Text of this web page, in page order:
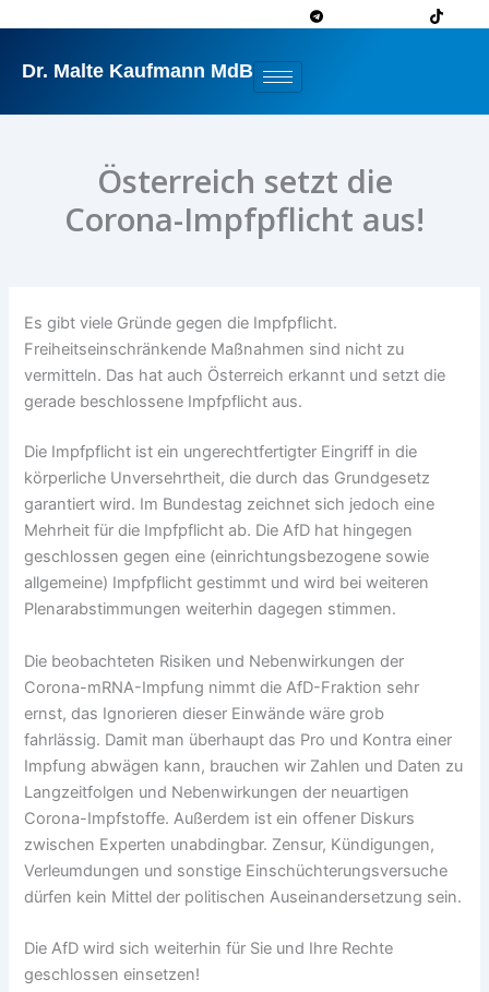
springen
Dr. Malte Kaufmann MdB
Österreich setzt die
Corona-Impfpflicht aus!
Es gibt viele Gründe gegen die Impfpflicht.
Freiheitseinschränkende Maßnahmen sind nicht zu
vermitteln. Das hat auch Österreich erkannt und setzt die
gerade beschlossene Impfpflicht aus.
Die Impfpflicht ist ein ungerechtfertigter Eingriff in die
körperliche Unversehrtheit, die durch das Grundgesetz
garantiert wird. Im Bundestag zeichnet sich jedoch eine
Mehrheit für die Impfpflicht ab. Die AfD hat hingegen
geschlossen gegen eine (einrichtungsbezogene sowie
allgemeine) Impfpflicht gestimmt und wird bei weiteren
Plenarabstimmungen weiterhin dagegen stimmen.
Die beobachteten Risiken und Nebenwirkungen der
Corona-mRNA-Impfung nimmt die AfD-Fraktion sehr
ernst, das Ignorieren dieser Einwände wäre grob
fahrlässig. Damit man überhaupt das Pro und Kontra einer
Impfung abwägen kann, brauchen wir Zahlen und Daten zu
Langzeitfolgen und Nebenwirkungen der neuartigen
Corona-Impfstoffe. Außerdem ist ein offener Diskurs
zwischen Experten unabdingbar. Zensur, Kündigungen,
Verleumdungen und sonstige Einschüchterungsversuche
dürfen kein Mittel der politischen Auseinandersetzung sein.
Die AfD wird sich weiterhin für Sie und Ihre Rechte
geschlossen einsetzen!